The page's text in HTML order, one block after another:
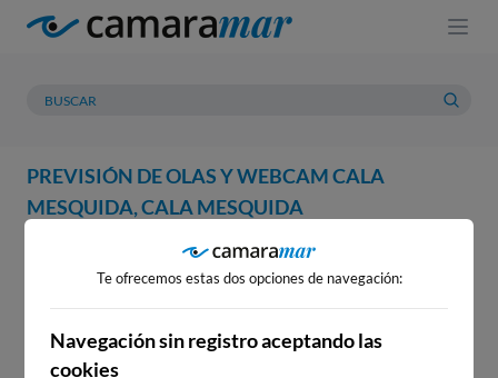
PREVISIÓN DE OLAS Y WEBCAM CALA
MESQUIDA, CALA MESQUIDA
PREVISIÓN METEOROLOGÍA
WEBCAM CALA MESQUIDA,
CALA MESQUIDA
Te ofrecemos estas dos opciones de navegación:
Navegación sin registro aceptando las
cookies